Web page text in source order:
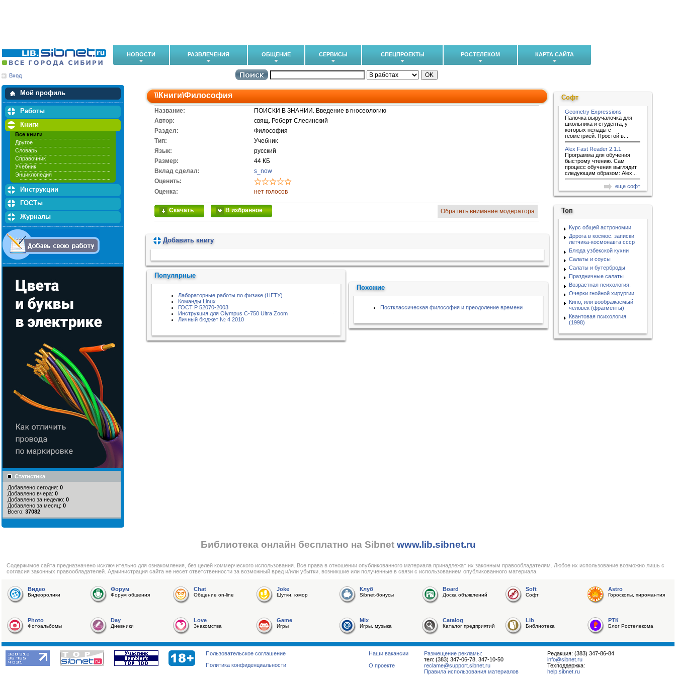
НОВОСТИ РАЗВЛЕЧЕНИЯ ОБЩЕНИЕ СЕРВИСЫ СПЕЦПРОЕКТЫ РОСТЕЛЕКОМ КАРТА САЙТА
Вход
Мой профиль
Мои закладки
Работы
Книги
Все книги
Другое
Словарь
Справочник
Учебник
Энциклопедия
Инструкции
ГОСТы
Журналы
Статистика
Добавлено сегодня: 0
Добавлено вчера: 0
Добавлено за неделю: 0
Добавлено за месяц: 0
Всего: 37082
\\Книги\Философия
Название:
ПОИСКИ В ЗНАНИИ. Введение в гносеологию
Автор:
свящ. Роберт Слесинский
Раздел:
Философия
Тип:
Учебник
Язык:
русский
Размер:
44 КБ
Вклад сделал:
s_now
Оценить:
Оценка:
нет голосов
Скачать В избранное Обратить внимание модератора
Добавить книгу
Популярные
Лабораторные работы по физике (НГТУ)
Команды Linux
ГОСТ Р 52070-2003
Инструкция для Olympus C-750 Ultra Zoom
Личный бюджет № 4 2010
Похожие
Постклассическая философия и преодоление времени
Софт
Geometry Expressions
Палочка выручалочка для
школьника и студента, у
которых нелады с
геометрией. Простой в...
Alex Fast Reader 2.1.1
Программа для обучения
быстрому чтению. Сам
процесс обучения выглядит
следующим образом: Alex...
еще софт
Топ
Курс общей астрономии
Дорога в космос. записки
летчика-космонавта ссср
Блюда узбекской кухни
Салаты и соусы
Салаты и бутерброды
Праздничные салаты
Возрастная психология.
Очерки гнойной хирургии
Кино, или воображаемый
человек (фрагменты)
Квантовая психология
(1998)
Библиотека онлайн бесплатно на Sibnet www.lib.sibnet.ru
Cодержимое сайта предназначено исключительно для ознакомления, без целей коммерческого использования. Все права в отношении опубликованного материала принадлежат их законным правообладателям. Любое их использование возможно лишь с
согласия законных правообладателей. Администрация сайта не несет ответственности за возможный вред и/или убытки, возникшие или полученные в связи с использованием опубликованного материала.
Видео
Видеоролики
Форум
Форум общения
Chat
Общение on-line
Joke
Шутки, юмор
Клуб
Sibnet-бонусы
Board
Доска объявлений
Soft
Софт
Astro
Гороскопы, хиромантия
Photo
Фотоальбомы
Day
Дневники
Love
Знакомства
Game
Игры
Mix
Игры, музыка
Catalog
Каталог предприятий
Lib
Библиотека
РТК
Блог Ростелекома
Редакция: (383) 347-86-84
info@sibnet.ru
Техподдержка:
help.sibnet.ru
Размещение рекламы:
тел: (383) 347-06-78, 347-10-50
reclame@support.sibnet.ru
Правила использования материалов
Наши вакансии
О проекте
Пользовательское соглашение
Политика конфиденциальности